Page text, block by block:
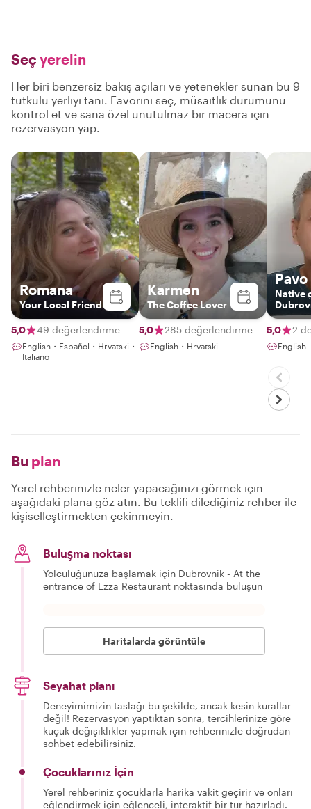
Seç yerelin
Her biri benzersiz bakış açıları ve yetenekler sunan bu 9
tutkulu yerliyi tanı. Favorini seç, müsaitlik durumunu
kontrol et ve sana özel unutulmaz bir macera için
rezervasyon yap.
Romana
Your Local Friend
5,0 49 değerlendirme
English・Español・Hrvatski・
Italiano
Karmen
The Coffee Lover
5,0 285 değerlendirme
English・Hrvatski
Pavo
Native
5,0 2
English
Bu plan
Yerel rehberinizle neler yapacağınızı görmek için
aşağıdaki plana göz atın. Bu teklifi dilediğiniz rehber ile
kişiselleştirmekten çekinmeyin.
Buluşma noktası
Yolculuğunuza başlamak için Dubrovnik - At the
entrance of Ezza Restaurant noktasında buluşun
Haritalarda görüntüle
Seyahat planı
Deneyimimizin taslağı bu şekilde, ancak kesin kurallar
değil! Rezervasyon yaptıktan sonra, tercihlerinize göre
küçük değişiklikler yapmak için rehberinizle doğrudan
sohbet edebilirsiniz.
Çocuklarınız İçin
Yerel rehberiniz çocuklarla harika vakit geçirir ve onları
eğlendirmek için eğlenceli, interaktif bir tur hazırladı.